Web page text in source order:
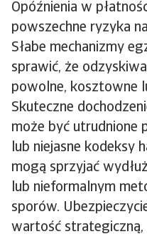
Opóźnienia w
powszechne ryzyka
Słabe mechanizmy
sprawić, że
powolne, kosztowne
Skuteczne
może być utrudnione
lub niejasne kodeksy
mogą sprzyjać
lub nieformalnym
sporów.
wartość strategiczną,